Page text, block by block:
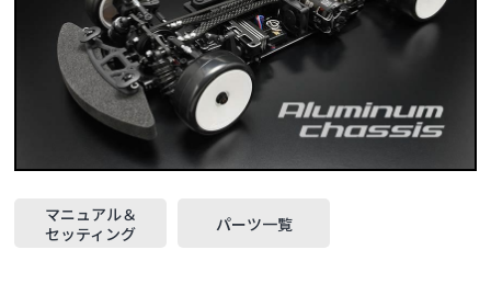
マニュアル＆
セッティング
パーツ一覧